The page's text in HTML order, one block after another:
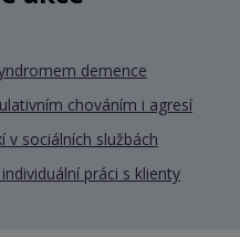
demence
chováním i agresí
v sociálních službách
práci s klienty